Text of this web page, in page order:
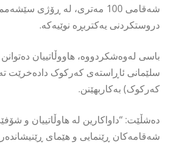
دروستکردنی یەکتربڕە نوێیەکە.
سلێمانی ئاڕاستەی کەرکوک دادەخرێت
کەرکوک) بەکاربهێنن.
دەشڵێت: “داواکارین لە هاوڵاتییان و
شەقامەکان ڕێنمایی و هێمای